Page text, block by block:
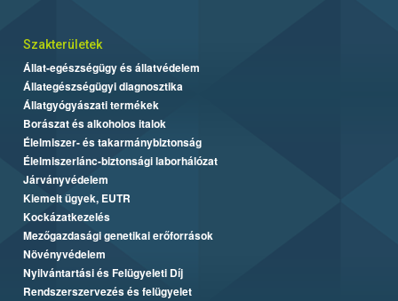
Szakterületek
Állat-egészségügy és állatvédelem
Állategészségügyi diagnosztika
Állatgyógyászati termékek
Borászat és alkoholos italok
Élelmiszer- és takarmánybiztonság
Élelmiszerlánc-biztonsági laborhálózat
Járványvédelem
Kiemelt ügyek, EUTR
Kockázatkezelés
Mezőgazdasági genetikai erőforrások
Növényvédelem
Nyilvántartási és Felügyeleti Díj
Rendszerszervezés és felügyelet